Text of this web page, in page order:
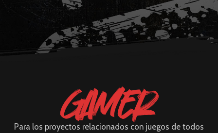
GAMER
Para los proyectos relacionados con juegos de todos